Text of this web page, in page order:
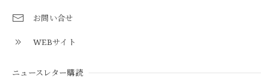
お問い合せ
WEBサイト
ニュースレター購読